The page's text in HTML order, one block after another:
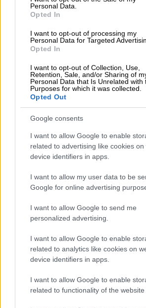
Personal Data.
Opted In
I want to opt-out of processing my
Personal Data for Targeted
Opted In
I want to opt-out of Collection, Use,
Retention, Sale, and/or Sharing of
Personal Data that Is Unrelated with
Purposes for which it was collected.
Opted Out
Google consents
I want to allow Google to enable
related to advertising like cookies on
device identifiers in apps.
I want to allow my user data to be
Google for online advertising
I want to allow Google to send me
personalized advertising.
I want to allow Google to enable
related to analytics like cookies on
device identifiers in apps.
I want to allow Google to enable
related to functionality of the website
κατά διαστήματα και
θαλάσσιες και παραθαλάσσιες
μια τάση τα φαινόμενα αυτά να
περιορίζονταιακόμη
καθώς θα πηγαίνουμε προς
απογευματινές και βραδινές
Στο νομό Αττικής θα έχουμε
τοπικέςβροχές προς τα
βόρεια, ασθενείς κατάκανόνα
προβληματίζουν τα φαινόμενα
ότι οκαιρόςθα βελτιωθεί.
Στη Θεσσαλονίκη οιάνεμοι
αποχωρήσει και ο υδράργυρος
αργά τομεσημέριμέχρι 13
video